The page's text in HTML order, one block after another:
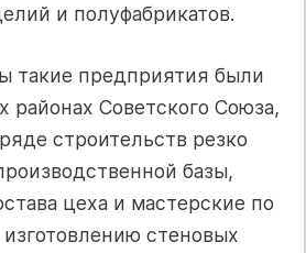
и полуфабрикатов.
такие предприятия были
районах Советского Союза,
строительств резко
базы,
цеха и мастерские по
стеновых